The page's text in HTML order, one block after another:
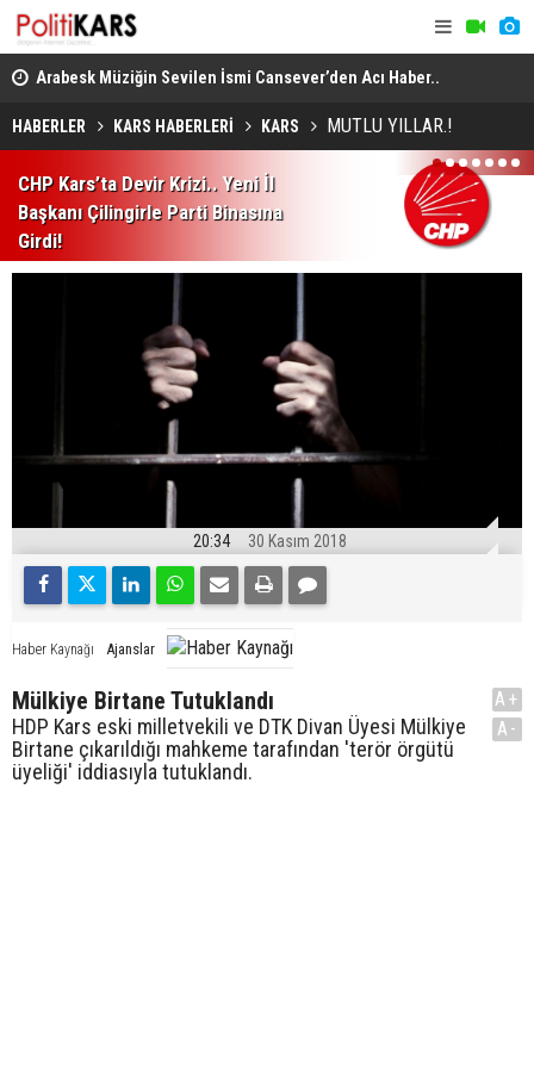
Arabesk Müziğin Sevilen İsmi Cansever’den Acı Haber..
Almanya’da Hayatını Kaybetti!
HABERLER KARS HABERLERİ KARS MUTLU YILLAR.!
CHP Kars’ta Devir Krizi.. Yeni İl
Başkanı Çilingirle Parti Binasına
Girdi!
1 2 3 4 5 6 7
20:34 30 Kasım 2018
Haber Kaynağı Ajanslar
Mülkiye Birtane Tutuklandı
HDP Kars eski milletvekili ve DTK Divan Üyesi Mülkiye
Birtane çıkarıldığı mahkeme tarafından 'terör örgütü
üyeliği' iddiasıyla tutuklandı.
A+
A-